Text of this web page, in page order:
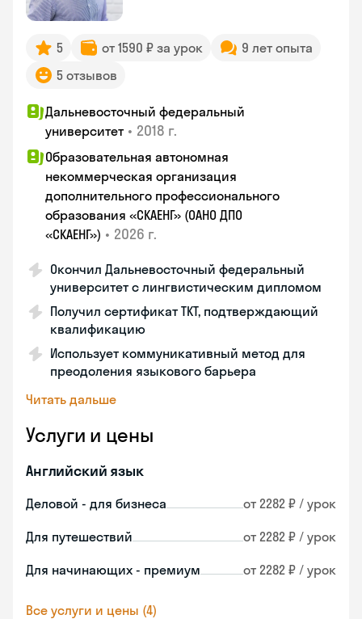
5 от 1590 ₽ за урок
9 лет опыта
5 отзывов
Дальневосточный федеральный
университет • 2018 г.
Образовательная автономная
некоммерческая организация
дополнительного профессионального
образования «СКАЕНГ» (ОАНО ДПО
«СКАЕНГ») • 2026 г.
Окончил Дальневосточный федеральный
университет с лингвистическим дипломом
Получил сертификат TKT, подтверждающий
квалификацию
Использует коммуникативный метод для
преодоления языкового барьера
Читать дальше
Услуги и цены
Английский язык
Деловой - для бизнеса от 2282 ₽ / урок
Для путешествий от 2282 ₽ / урок
Для начинающих - премиум от 2282 ₽ / урок
Все услуги и цены (4)